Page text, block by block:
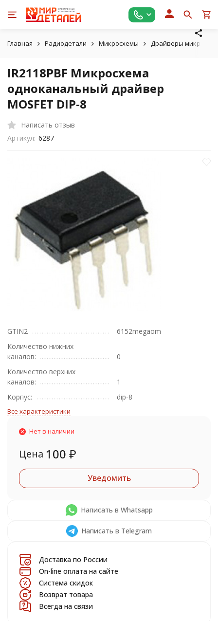
Главная Радиодетали Микросхемы Драйверы
IR2118PBF Микросхема
одноканальный драйвер
MOSFET DIP-8
Написать отзыв
Артикул: 6287
GTIN2
6152megaom
Количество нижних
каналов:
0
Количество верхних
каналов:
1
Корпус:
dip-8
Все характеристики
Нет в наличии
Цена 100 ₽
Уведомить
Написать в Whatsapp
Написать в Telegram
Доставка по России
On-line оплата на сайте
Система скидок
Возврат товара
Всегда на связи